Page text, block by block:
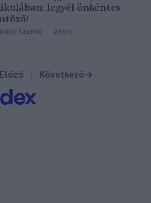
legyél önkéntes
Szemle 2 perc
Előző Következő→